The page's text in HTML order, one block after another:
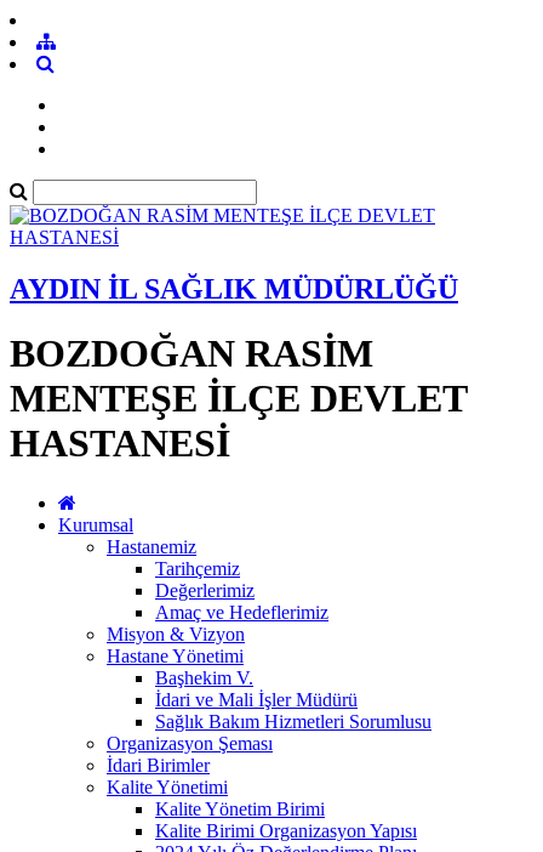
AYDIN İL SAĞLIK MÜDÜRLÜĞÜ
BOZDOĞAN RASİM
MENTEŞE İLÇE DEVLET
HASTANESİ
Kurumsal
Hastanemiz
Tarihçemiz
Değerlerimiz
Amaç ve Hedeflerimiz
Misyon & Vizyon
Hastane Yönetimi
Başhekim V.
İdari ve Mali İşler Müdürü
Sağlık Bakım Hizmetleri Sorumlusu
Organizasyon Şeması
İdari Birimler
Kalite Yönetimi
Kalite Yönetim Birimi
Kalite Birimi Organizasyon Yapısı